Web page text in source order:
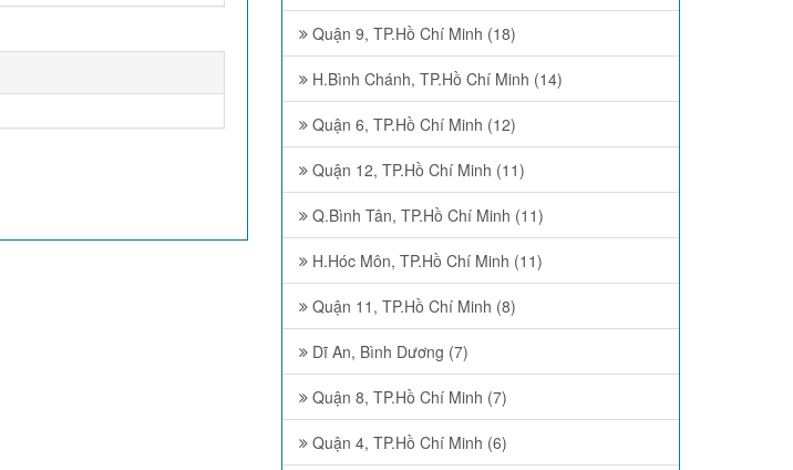
Quận 9, TP.Hồ Chí Minh (18)
H.Bình Chánh, TP.Hồ Chí Minh (14)
Quận 6, TP.Hồ Chí Minh (12)
Quận 12, TP.Hồ Chí Minh (11)
Q.Bình Tân, TP.Hồ Chí Minh (11)
H.Hóc Môn, TP.Hồ Chí Minh (11)
Quận 11, TP.Hồ Chí Minh (8)
Dĩ An, Bình Dương (7)
Quận 8, TP.Hồ Chí Minh (7)
Quận 4, TP.Hồ Chí Minh (6)